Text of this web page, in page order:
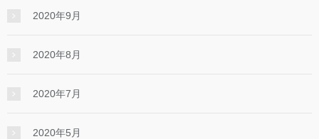
2020年9月
2020年8月
2020年7月
2020年5月